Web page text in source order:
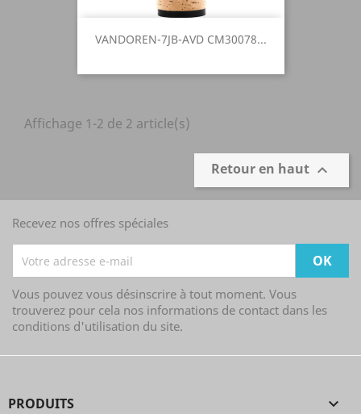
VANDOREN-7JB-AVD CM30078...
Affichage 1-2 de 2 article(s)
Retour en haut 
Recevez nos offres spéciales
Vous pouvez vous désinscrire à tout moment. Vous
trouverez pour cela nos informations de contact dans les
conditions d'utilisation du site.
PRODUITS 